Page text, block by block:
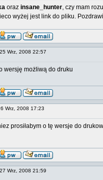
oraz insane_hunter, czy mam
wyżej jest link do pliku.
25 Wrz, 2008 22:57
wersję możliwą do druku
Wrz, 2008 17:23
prosiłabym o tę wersje do
27 Wrz, 2008 21:59